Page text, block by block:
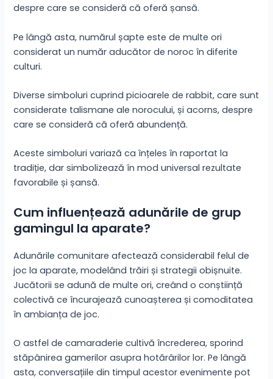
despre care se consideră că oferă șansă.
Pe lângă asta, numărul șapte este de multe ori
considerat un număr aducător de noroc în diferite
culturi.
Diverse simboluri cuprind picioarele de rabbit, care sunt
considerate talismane ale norocului, și acorns, despre
care se consideră că oferă abundență.
Aceste simboluri variază ca înțeles în raportat la
tradiție, dar simbolizează în mod universal rezultate
favorabile și șansă.
Cum influențează adunările de grup
gamingul la aparate?
Adunările comunitare afectează considerabil felul de
joc la aparate, modelând trăiri și strategii obișnuite.
Jucătorii se adună de multe ori, creând o conștiință
colectivă ce încurajează cunoașterea și comoditatea
în ambianța de joc.
O astfel de camaraderie cultivă încrederea, sporind
stăpânirea gamerilor asupra hotărârilor lor. Pe lângă
asta, conversațiile din timpul acestor evenimente pot